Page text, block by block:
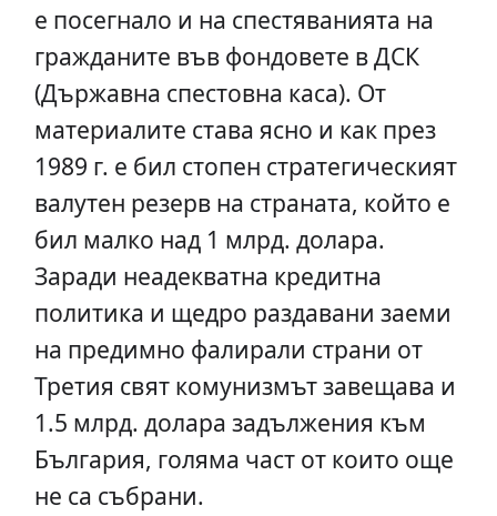
е посегнало и на спестяванията на
гражданите във фондовете в ДСК
(Държавна спестовна каса). От
материалите става ясно и как през
1989 г. е бил стопен стратегическият
валутен резерв на страната, който е
бил малко над 1 млрд. долара.
Заради неадекватна кредитна
политика и щедро раздавани заеми
на предимно фалирали страни от
Третия свят комунизмът завещава и
1.5 млрд. долара задължения към
България, голяма част от които още
не са събрани.